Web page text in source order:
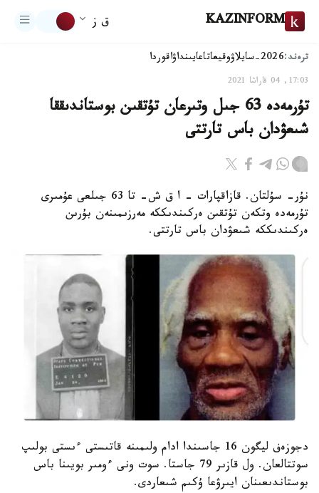
KAZINFORM ق ز
ترەند:2026-سايلاۋ وقيعاتاعايىنداۋاقوردا
17:03, 04 قاراشا 2021
تۇرمەدە 63 جىل وتىرعان تۇتقىن بوستاندىققا
شىعۋدان باس تارتتى
نۇر- سۇلتان. قازاقپارات - ا ق ش- تا 63 جىلعى عۇمىرى
تۇرمەدە وتكەن تۇتقىن ەركىندىككە مەرزىمىنەن بۇرىن
ەركىندىككە شىعۋدان باس تارتتى.
دجوزەف ليگون 16 جاسىندا ادام ولىمىنە قاتىستى ءىستى بولىپ
سوتتالعان. ول قازىر 79 جاستا. سوت ونى ءومىر بويىنا باس
بوستاندىعىنان ايىرۋعا ۇكىم شىعاردى.